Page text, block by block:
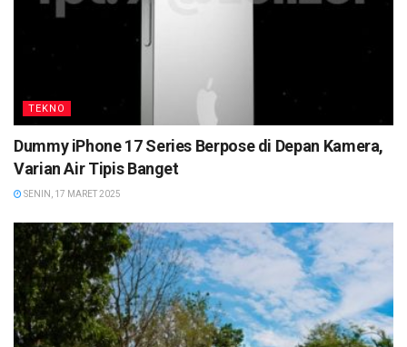
TEKNO
Dummy iPhone 17 Series Berpose di Depan Kamera,
Varian Air Tipis Banget
SENIN, 17 MARET 2025